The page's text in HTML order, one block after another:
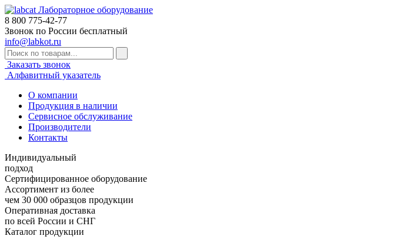
Лабораторное оборудование
8 800 775-42-77
Звонок по России бесплатный
info@labkot.ru
Заказать звонок
Алфавитный указатель
О компании
Продукция в наличии
Сервисное обслуживание
Производители
Контакты
Индивидуальный
подход
Сертифицированное оборудование
Ассортимент из более
чем 30 000 образцов продукции
Оперативная доставка
по всей России и СНГ
Каталог продукции